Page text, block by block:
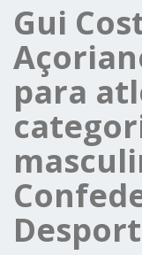
Gui
para